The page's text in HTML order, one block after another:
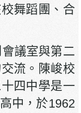
舞蹈團、合
議室與第二
流。陳峻校
四中學是一
中，於1962